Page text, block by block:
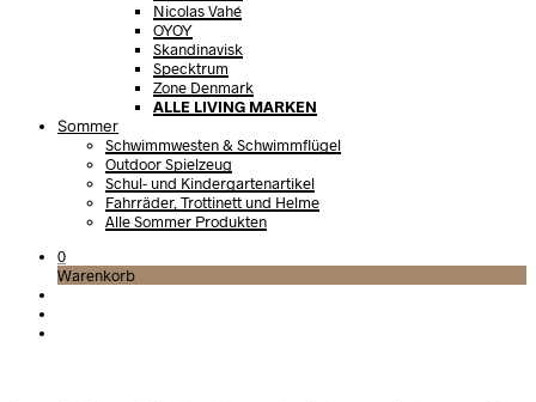
Nicolas Vahé
OYOY
Skandinavisk
Specktrum
Zone Denmark
ALLE LIVING MARKEN
Sommer
Schwimmwesten & Schwimmflügel
Outdoor Spielzeug
Schul- und Kindergartenartikel
Fahrräder, Trottinett und Helme
Alle Sommer Produkten
0
Warenkorb